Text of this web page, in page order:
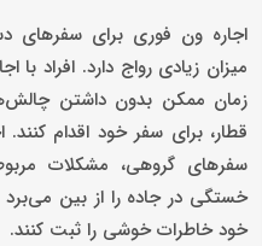
اجاره ون فوری برای سفرهای
میزان زیادی رواج دارد. افراد با
زمان ممکن بدون داشتن
قطار، برای سفر خود اقدام کنند.
سفرهای گروهی، مشکلات
خستگی در جاده را از بین می‌برد
خود خاطرات خوشی را ثبت کنند.